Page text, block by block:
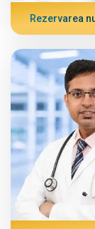
Rezervarea